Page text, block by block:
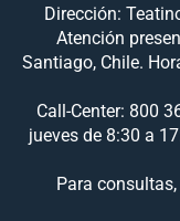
Dirección:
Atención
Santiago, Chile.
Call-Center: 800
jueves de 8:30 a
Para